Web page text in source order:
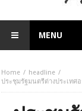
MENU
Home
headline
ประชุมรัฐมนตรีต่างประเทศ